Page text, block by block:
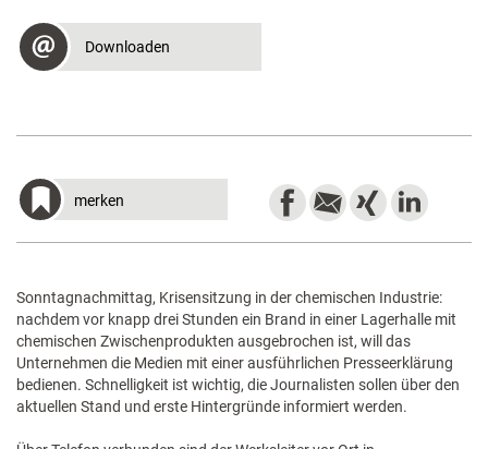
Downloaden
merken
Sonntagnachmittag, Krisensitzung in der chemischen Industrie:
nachdem vor knapp drei Stunden ein Brand in einer Lagerhalle mit
chemischen Zwischenprodukten ausgebrochen ist, will das
Unternehmen die Medien mit einer ausführlichen Presseerklärung
bedienen. Schnelligkeit ist wichtig, die Journalisten sollen über den
aktuellen Stand und erste Hintergründe informiert werden.